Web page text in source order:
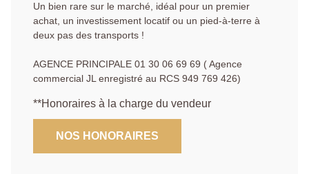
Un bien rare sur le marché, idéal pour un premier
achat, un investissement locatif ou un pied-à-terre à
deux pas des transports !
AGENCE PRINCIPALE 01 30 06 69 69 ( Agence
commercial JL enregistré au RCS 949 769 426)
**Honoraires à la charge du vendeur
NOS HONORAIRES